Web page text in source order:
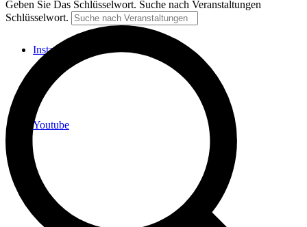
Instagram
Youtube
Geben Sie Das Schlüsselwort. Suche nach Veranstaltungen
Schlüsselwort.